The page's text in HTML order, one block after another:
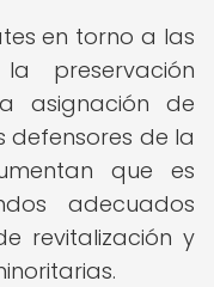
en torno a las
preservación
asignación de
defensores de la
que es
adecuados
revitalización y